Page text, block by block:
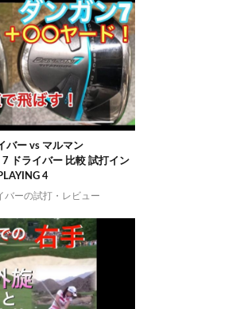
バー vs マルマン
ドライバー 比較 試打イン
4
バーの試打・レビュー